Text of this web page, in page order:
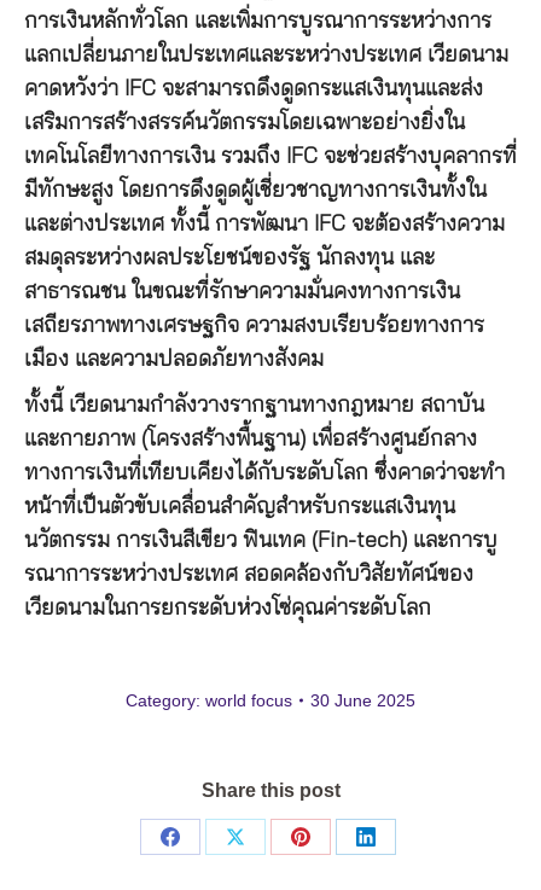
การเงินหลักทั่วโลก และเพิ่มการบูรณาการระหว่างการ
แลกเปลี่ยนภายในประเทศและระหว่างประเทศ เวียดนาม
คาดหวังว่า IFC จะสามารถดึงดูดกระแสเงินทุนและส่ง
เสริมการสร้างสรรค์นวัตกรรมโดยเฉพาะอย่างยิ่งใน
เทคโนโลยีทางการเงิน รวมถึง IFC จะช่วยสร้างบุคลากรที่
มีทักษะสูง โดยการดึงดูดผู้เชี่ยวชาญทางการเงินทั้งใน
และต่างประเทศ ทั้งนี้ การพัฒนา IFC จะต้องสร้างความ
สมดุลระหว่างผลประโยชน์ของรัฐ นักลงทุน และ
สาธารณชน ในขณะที่รักษาความมั่นคงทางการเงิน
เสถียรภาพทางเศรษฐกิจ ความสงบเรียบร้อยทางการ
เมือง และความปลอดภัยทางสังคม
ทั้งนี้ เวียดนามกำลังวางรากฐานทางกฎหมาย สถาบัน
และกายภาพ (โครงสร้างพื้นฐาน) เพื่อสร้างศูนย์กลาง
ทางการเงินที่เทียบเคียงได้กับระดับโลก ซึ่งคาดว่าจะทำ
หน้าที่เป็นตัวขับเคลื่อนสำคัญสำหรับกระแสเงินทุน
นวัตกรรม การเงินสีเขียว ฟินเทค (Fin-tech) และการบู
รณาการระหว่างประเทศ สอดคล้องกับวิสัยทัศน์ของ
เวียดนามในการยกระดับห่วงโซ่คุณค่าระดับโลก
Category: world focus 30 June 2025
Share this post
Share
Share
Share
Share